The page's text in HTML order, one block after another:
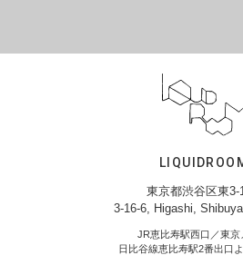
東京都渋谷区東3-
3-16-6, Higashi,
JR恵比寿駅西口／東京
日比谷線恵比寿駅2番出口